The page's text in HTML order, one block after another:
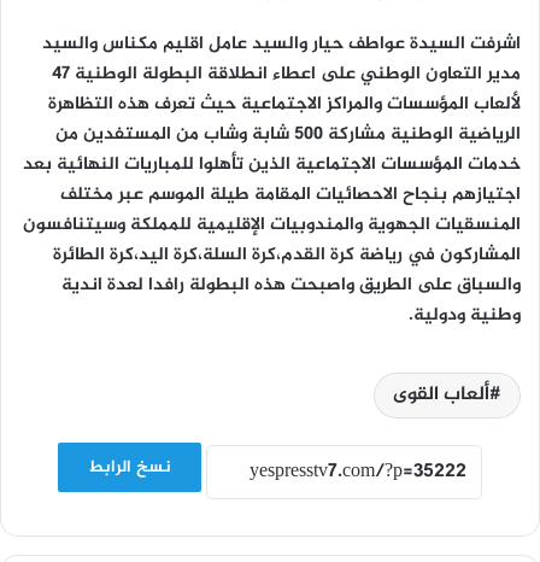
اشرفت السيدة عواطف حيار والسيد عامل اقليم مكناس والسيد
مدير التعاون الوطني على اعطاء انطلاقة البطولة الوطنية 47
لألعاب المؤسسات والمراكز الاجتماعية حيث تعرف هذه التظاهرة
الرياضية الوطنية مشاركة 500 شابة وشاب من المستفدين من
خدمات المؤسسات الاجتماعية الذين تأهلوا للمباريات النهائية بعد
اجتيازهم بنجاح الاحصائيات المقامة طيلة الموسم عبر مختلف
المنسقيات الجهوية والمندوبيات الإقليمية للمملكة وسيتنافسون
المشاركون في رياضة كرة القدم،كرة السلة،كرة اليد،كرة الطائرة
والسباق على الطريق واصبحت هذه البطولة رافدا لعدة اندية
وطنية ودولية.
ألعاب القوى
نسخ الرابط